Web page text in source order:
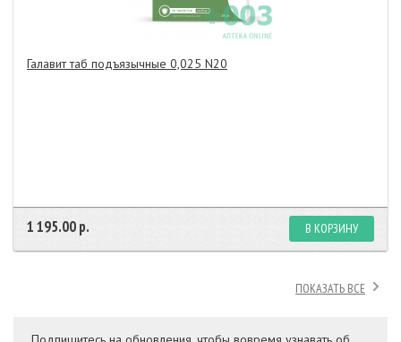
Галавит таб подъязычные 0,025 N20
1 195.00 р. В КОРЗИНУ
ПОКАЗАТЬ ВСЕ